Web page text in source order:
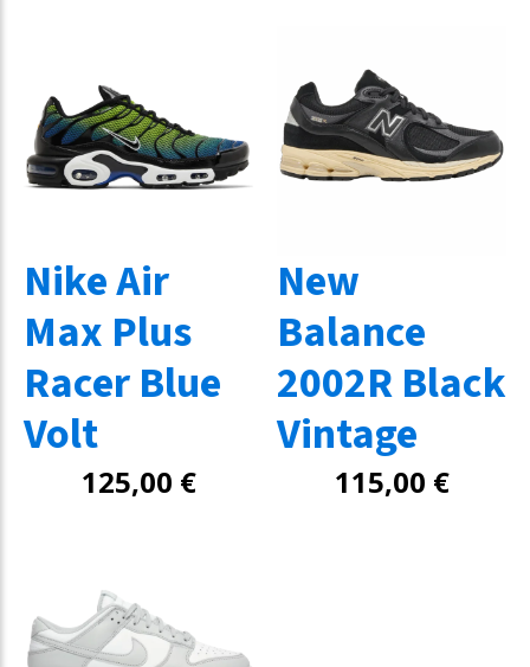
Nike Air
Max Plus
Racer Blue
Volt
125,00 €
New
Balance
2002R Black
Vintage
115,00 €